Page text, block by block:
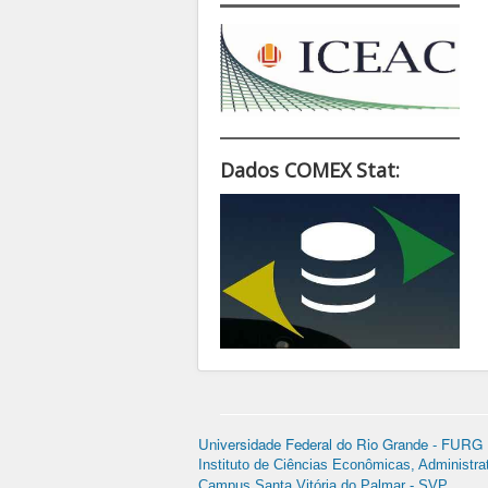
Dados COMEX Stat:
Universidade Federal do Rio Grande - FURG
Instituto de Ciências Econômicas,